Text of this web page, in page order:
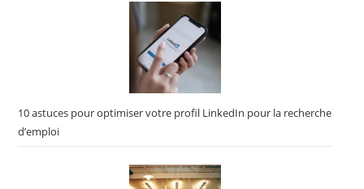
10 astuces pour optimiser votre profil LinkedIn pour la recherche
d’emploi